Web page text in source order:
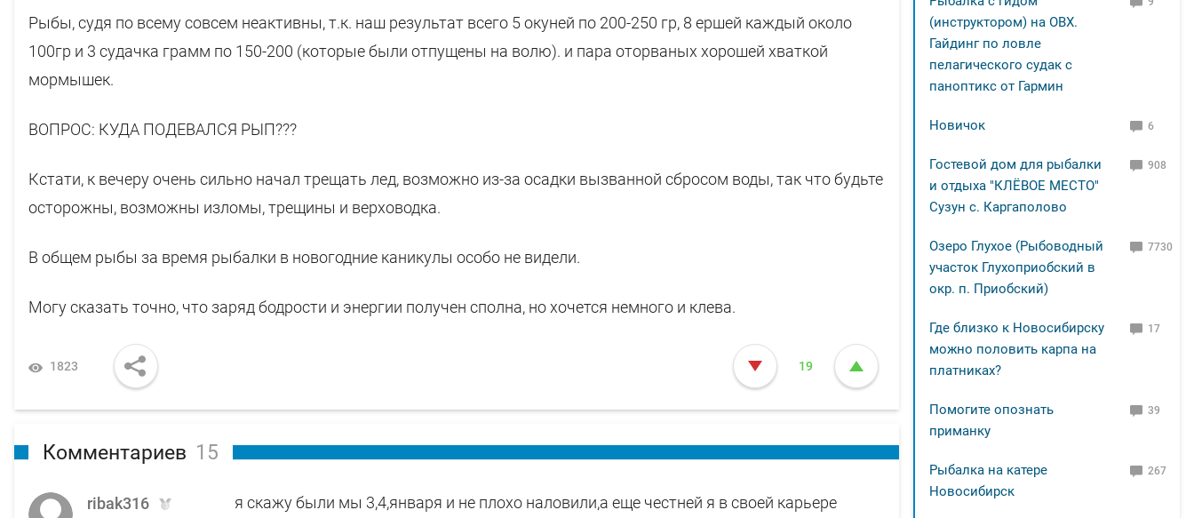
Рыбы, судя по всему совсем неактивны, т.к. наш результат всего 5 окуней по 200-250 гр, 8 ершей каждый около
100гр и 3 судачка грамм по 150-200 (которые были отпущены на волю). и пара оторваных хорошей хваткой
мормышек.
ВОПРОС: КУДА ПОДЕВАЛСЯ РЫП???
Кстати, к вечеру очень сильно начал трещать лед, возможно из-за осадки вызванной сбросом воды, так что будьте
осторожны, возможны изломы, трещины и верховодка.
В общем рыбы за время рыбалки в новогодние каникулы особо не видели.
Могу сказать точно, что заряд бодрости и энергии получен сполна, но хочется немного и клева.
1823 19
Комментариев 15
ribak316
я скажу были мы 3,4,января и не плохо наловили,а еще честней я в своей карьере
(инструктором) на ОВХ.
Гайдинг по ловле
пелагического судак с
паноптикс от Гармин
Новичок 6
Гостевой дом для рыбалки
и отдыха "КЛЁВОЕ МЕСТО"
Сузун с. Каргаполово
908
Озеро Глухое (Рыбоводный
участок Глухоприобский в
окр. п. Приобский)
7730
Где близко к Новосибирску
можно половить карпа на
платниках?
17
Помогите опознать
приманку
39
Рыбалка на катере
Новосибирск
267